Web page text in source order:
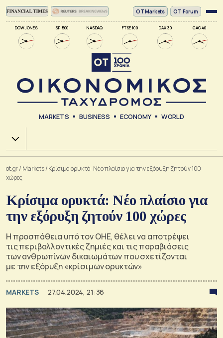
DOW JONES SP 500 NASDAQ FTSE 100 DAX 30 CAC 40
ΟΤ Markets OT Forum
MARKETS BUSINESS ECONOMY WORLD
Χ.Α.
ot.gr/ Markets/Κρίσιμα ορυκτά: Νέο πλαίσιο για την εξόρυξη ζητούν 100
χώρες
Κρίσιμα ορυκτά: Νέο πλαίσιο για
την εξόρυξη ζητούν 100 χώρες
Η προσπάθεια υπό τον ΟΗΕ, θέλει να αποτρέψει
τις περιβαλλοντικές ζημιές και τις παραβιάσεις
των ανθρωπίνων δικαιωμάτων που σχετίζονται
με την εξόρυξη «κρίσιμων ορυκτών»
MARKETS 27.04.2024, 21:36